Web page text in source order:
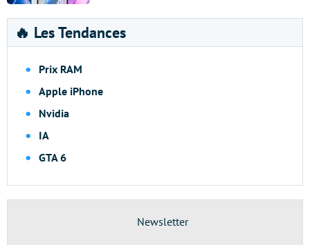
🔥 Les Tendances
Prix RAM
Apple iPhone
Nvidia
IA
GTA 6
Newsletter